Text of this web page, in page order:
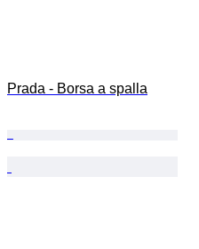
Prada - Borsa a spalla